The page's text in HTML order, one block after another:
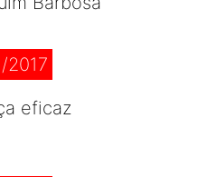
2017
eficaz